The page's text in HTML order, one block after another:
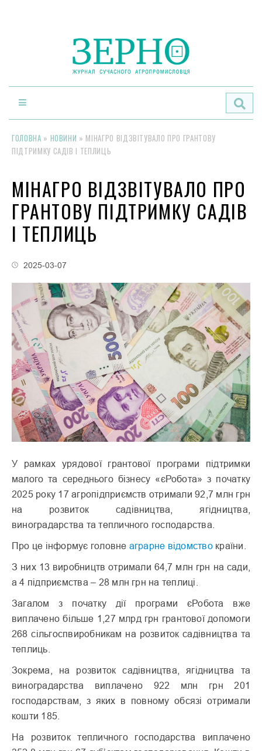
ГОЛОВНА » НОВИНИ » МІНАГРО ВІДЗВІТУВАЛО ПРО ГРАНТОВУ
ПІДТРИМКУ САДІВ І ТЕПЛИЦЬ
МІНАГРО ВІДЗВІТУВАЛО ПРО
ГРАНТОВУ ПІДТРИМКУ САДІВ
І ТЕПЛИЦЬ
2025-03-07
У рамках урядової грантової програми підтримки
малого та середнього бізнесу «єРобота» з початку
2025 року 17 агропідприємств отримали 92,7 млн грн
на розвиток садівництва, ягідництва,
виноградарства та тепличного господарства.
Про це інформує головне аграрне відомствокраїни.
З них 13 виробництв отримали 64,7 млн грн на сади,
а 4 підприємства – 28 млн грн на теплиці.
Загалом з початку дії програми єРобота вже
виплачено більше 1,27 млрд грн грантової допомоги
268 сільгоспвиробникам на розвиток садівництва та
теплиць.
Зокрема, на розвиток садівництва, ягідництва та
виноградарства виплачено 922 млн грн 201
господарствам, з яких в повному обсязі отримали
кошти 185.
На розвиток тепличного господарства виплачено